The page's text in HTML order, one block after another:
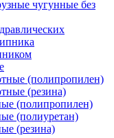
чугунные без
(полипропилен)
(резина)
(полипропилен)
(полиуретан)
(резина)